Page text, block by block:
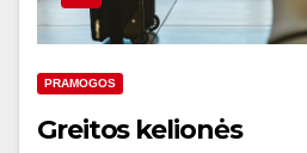
PRAMOGOS
Greitos kelionės